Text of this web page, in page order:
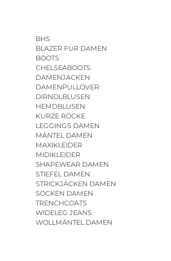
BHS
BLAZER FÜR DAMEN
BOOTS
CHELSEABOOTS
DAMENJACKEN
DAMENPULLOVER
DIRNDLBLUSEN
HEMDBLUSEN
KURZE RÖCKE
LEGGINGS DAMEN
MÄNTEL DAMEN
MAXIKLEIDER
MIDIKLEIDER
SHAPEWEAR DAMEN
STIEFEL DAMEN
STRICKJACKEN DAMEN
SOCKEN DAMEN
TRENCHCOATS
WIDELEG JEANS
WOLLMÄNTEL DAMEN